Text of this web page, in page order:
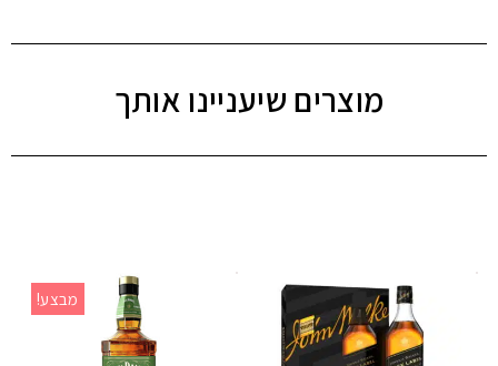
מוצרים שיעניינו אותך
מבצע!